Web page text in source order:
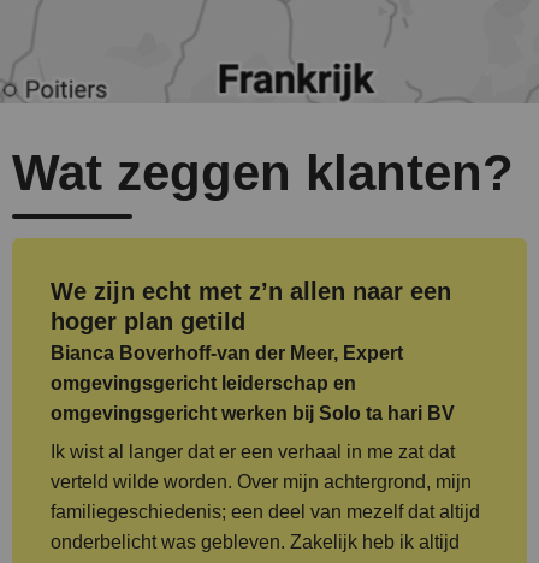
Wat zeggen klanten?
We zijn echt met z’n allen naar een
hoger plan getild
Bianca Boverhoff-van der Meer, Expert
omgevingsgericht leiderschap en
omgevingsgericht werken bij Solo ta hari BV
Ik wist al langer dat er een verhaal in me zat dat
verteld wilde worden. Over mijn achtergrond, mijn
familiegeschiedenis; een deel van mezelf dat altijd
onderbelicht was gebleven. Zakelijk heb ik altijd
Je leert niet alleen een verhaal
maken. Je leert hoe je een organisatie
in beweging krijgt met je verhaal
Jean Frantzen, Strategisch Adviseur
Duurzaamheid en Gezondheid bij DGMR
De Koers en Verhaalweek was een
totaalbeleving, alles was af
Ilona ten Boer, ITB Coaching
Dat heb ik bij geen enkele andere
opleiding meegemaakt
Danitsja Glasbergen, Afdelingshoofd Control en
Programma Administratie bij het Ministerie van
Buitenlandse Zaken